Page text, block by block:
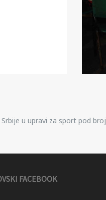
u upravi za sport pod
FACEBOOK